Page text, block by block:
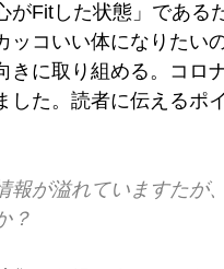
Fitした状態」である
ッコいい体になりたい
に取り組める。コロ
た。読者に伝えるポ
報が溢れていますたが
？